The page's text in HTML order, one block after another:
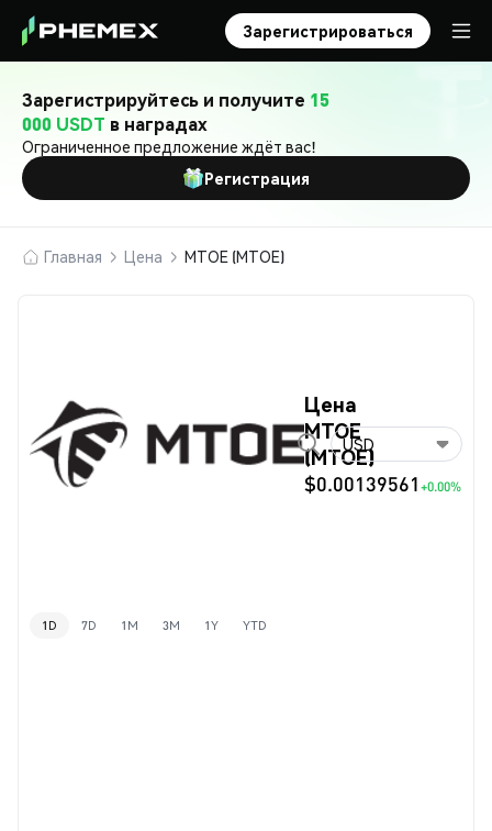
Зарегистрироваться
Зарегистрируйтесь и получите 15
000 USDT в наградах
Ограниченное предложение ждёт вас!
Регистрация
Главная Цена MTOE (MTOE)
Цена
MTOE
(MTOE)
$0.00139561 +0.00%
USD
1D 7D 1M 3M 1Y YTD